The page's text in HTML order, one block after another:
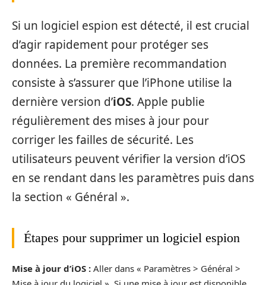
Si un logiciel espion est détecté, il est crucial
d’agir rapidement pour protéger ses
données. La première recommandation
consiste à s’assurer que l’iPhone utilise la
dernière version d’iOS. Apple publie
régulièrement des mises à jour pour
corriger les failles de sécurité. Les
utilisateurs peuvent vérifier la version d’iOS
en se rendant dans les paramètres puis dans
la section « Général ».
Étapes pour supprimer un logiciel espion
Mise à jour d’iOS : Aller dans « Paramètres > Général >